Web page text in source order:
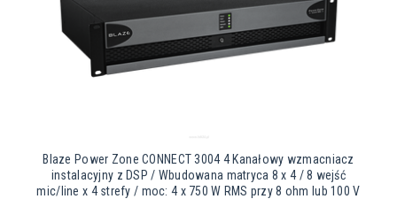
Blaze Power Zone CONNECT 3004 4 Kanałowy wzmacniacz
instalacyjny z DSP / Wbudowana matryca 8 x 4 / 8 wejść
mic/line x 4 strefy / moc: 4 x 750 W RMS przy 8 ohm lub 100 V